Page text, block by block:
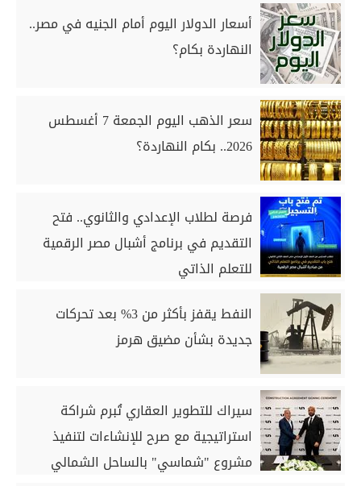
أسعار الدولار اليوم أمام الجنيه في مصر..
النهاردة بكام؟
سعر الذهب اليوم الجمعة 7 أغسطس
2026.. بكام النهاردة؟
فرصة لطلاب الإعدادي والثانوي.. فتح
التقديم في برنامج أشبال مصر الرقمية
للتعلم الذاتي
النفط يقفز بأكثر من 3% بعد تحركات
جديدة بشأن مضيق هرمز
سيراك للتطوير العقاري تُبرم شراكة
استراتيجية مع صرح للإنشاءات لتنفيذ
مشروع "شماسي" بالساحل الشمالي